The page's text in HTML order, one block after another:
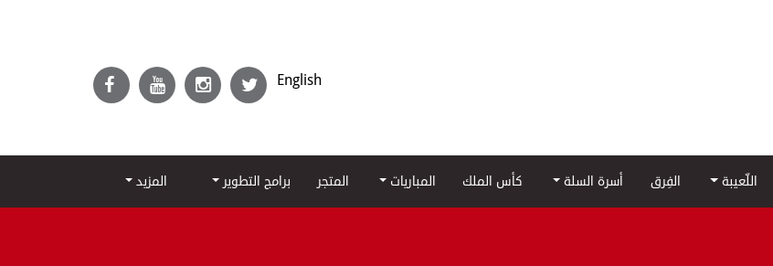
English
اللّعيبة الفِرق أسرة السلة كأس الملك المباريات المتجر برامج التطوير المزيد